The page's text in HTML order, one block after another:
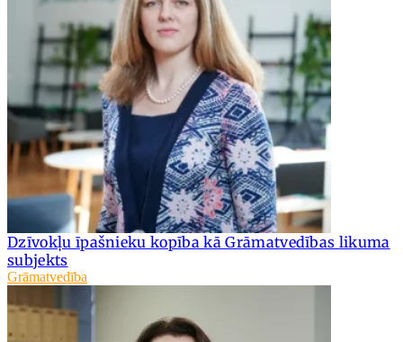
Dzīvokļu īpašnieku kopība kā Grāmatvedības likuma
subjekts
Grāmatvedība